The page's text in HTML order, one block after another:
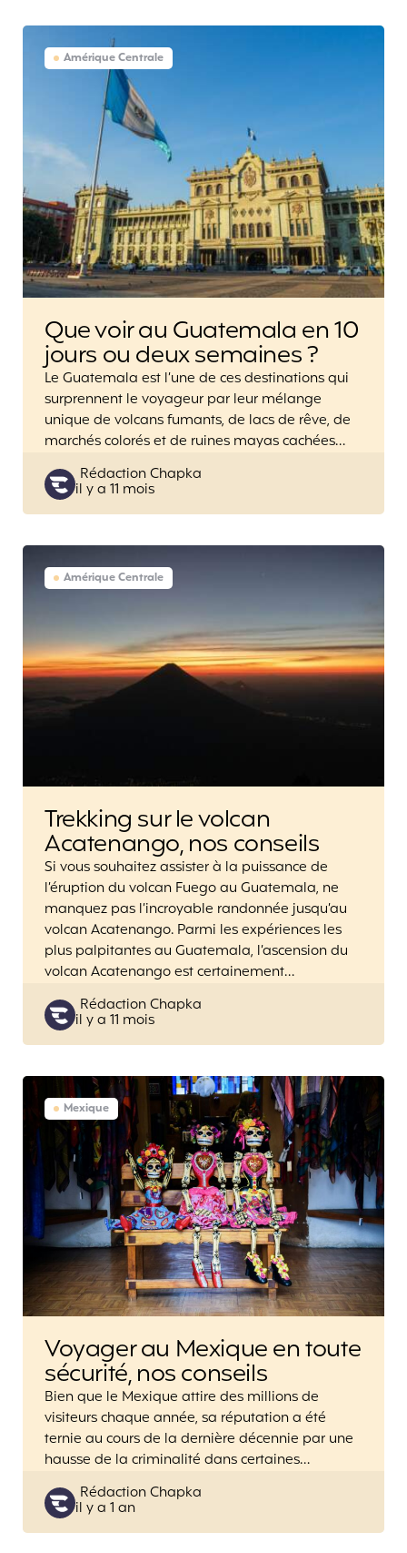
Amérique Centrale
Que voir au Guatemala en 10
jours ou deux semaines ?
Le Guatemala est l’une de ces destinations qui
surprennent le voyageur par leur mélange
unique de volcans fumants, de lacs de rêve, de
marchés colorés et de ruines mayas cachées…
Posted
by
Rédaction Chapka
il y a 11 mois
Amérique Centrale
Trekking sur le volcan
Acatenango, nos conseils
Si vous souhaitez assister à la puissance de
l’éruption du volcan Fuego au Guatemala, ne
manquez pas l’incroyable randonnée jusqu’au
volcan Acatenango. Parmi les expériences les
plus palpitantes au Guatemala, l’ascension du
volcan Acatenango est certainement…
Posted
by
Rédaction Chapka
il y a 11 mois
Mexique
Voyager au Mexique en toute
sécurité, nos conseils
Bien que le Mexique attire des millions de
visiteurs chaque année, sa réputation a été
ternie au cours de la dernière décennie par une
hausse de la criminalité dans certaines…
Posted
by
Rédaction Chapka
il y a 1 an